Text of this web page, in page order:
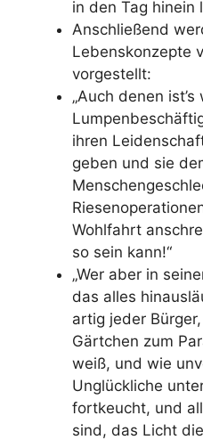
in den Tag hinein
Anschließend
Lebenskonzepte
vorgestellt:
„Auch denen ist’s
ihren
geben und sie
Wohlfahrt
so sein kann!“
„Wer aber in
das alles
artig jeder
Gärtchen zum
weiß, und wie
Unglückliche
fortkeucht, und
sind, das Licht